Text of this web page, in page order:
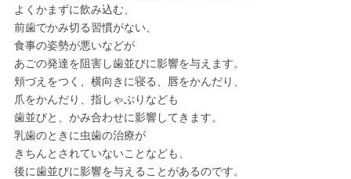
よくかまずに飲み込む、
前歯でかみ切る習慣がない、
食事の姿勢が悪いなどが
あごの発達を阻害し歯並びに影響を与えます。
頬づえをつく、横向きに寝る、唇をかんだり、
爪をかんだり、指しゃぶりなども
歯並びと、かみ合わせに影響してきます。
乳歯のときに虫歯の治療が
きちんとされていないことなども、
後に歯並びに影響を与えることがあるのです。